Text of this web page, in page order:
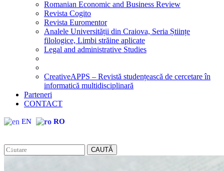
Romanian Economic and Business Review
Revista Cogito
Revista Euromentor
Analele Universității din Craiova, Seria Științe
filologice, Limbi străine aplicate
Legal and administrative Studies
CreativeAPPS – Revistă studențească de cercetare în
informatică multidisciplinară
Parteneri
CONTACT
EN RO
CAUTĂ